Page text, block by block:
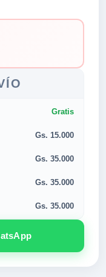
Gratis
Gs. 15.000
Gs. 35.000
Gs. 35.000
Gs. 35.000